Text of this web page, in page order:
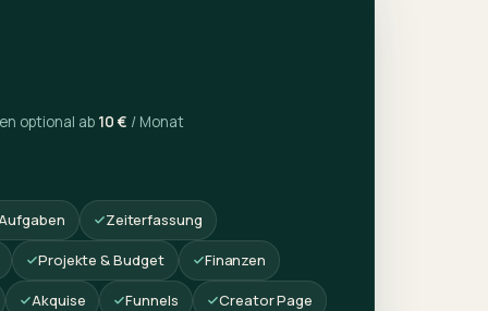
optional ab 10 € / Monat
Zeiterfassung
Projekte & Budget Finanzen
Akquise Funnels Creator Page